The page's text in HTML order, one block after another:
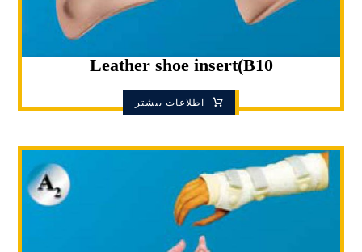
Leather shoe insert(B10
اطلاعات بیشتر